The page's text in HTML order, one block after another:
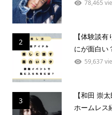
78,465
2
【体験談
にが面白い
59,637
3
【和田 崇
ホームレス